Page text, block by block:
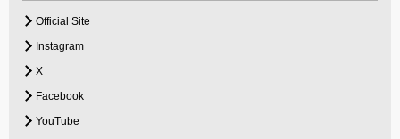
Official Site
Instagram
X
Facebook
YouTube